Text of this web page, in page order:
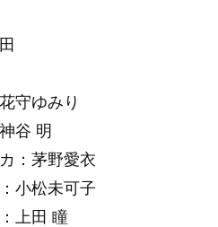
守ゆみり
谷 明
：茅野愛衣
小松未可子
上田 瞳